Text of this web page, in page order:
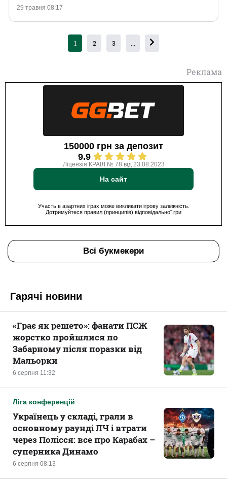
29 травня 08:17
1 2 3 ...
Реклама
150000 грн за депозит
9.9
Ліцензія КРАІЛ № 78 від 23.08.2023
На сайт
Участь в азартних іграх може викликати ігрову залежність.
Дотримуйтеся правил (принципів) відповідальної гри
Всі букмекери
Гарячі новини
6 серпня 11:32
«Грає як решето»: фанати ПСЖ
жорстко пройшлися по
Забарному після поразки від
Мальорки
Ліга конференцій
6 серпня 08:13
Українець у складі, грали в
основному раунді ЛЧ і втрати
через Полісся: все про Карабах –
суперника Динамо